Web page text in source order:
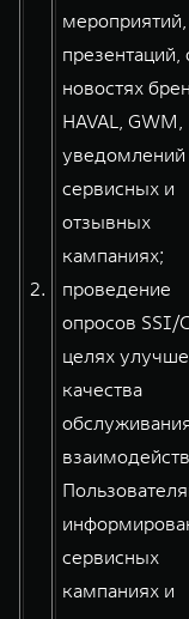
2.
мероприятий,
презентаций,
новостях
HAVAL, GWM,
уведомлений
сервисных и
отзывных
кампаниях;
проведение
опросов SSI/
целях
качества
сервисных
кампаниях и